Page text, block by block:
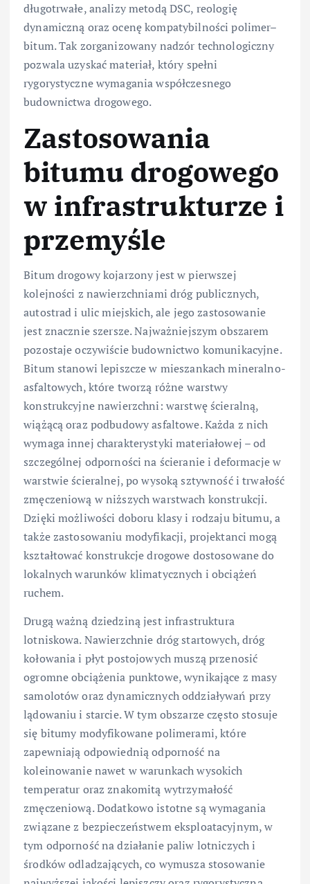
długotrwałe, analizy metodą DSC, reologię
dynamiczną oraz ocenę kompatybilności polimer–
bitum. Tak zorganizowany nadzór technologiczny
pozwala uzyskać materiał, który spełni
rygorystyczne wymagania współczesnego
budownictwa drogowego.
Zastosowania
bitumu drogowego
w infrastrukturze i
przemyśle
Bitum drogowy kojarzony jest w pierwszej
kolejności z nawierzchniami dróg publicznych,
autostrad i ulic miejskich, ale jego zastosowanie
jest znacznie szersze. Najważniejszym obszarem
pozostaje oczywiście budownictwo komunikacyjne.
Bitum stanowi lepiszcze w mieszankach mineralno-
asfaltowych, które tworzą różne warstwy
konstrukcyjne nawierzchni: warstwę ścieralną,
wiążącą oraz podbudowy asfaltowe. Każda z nich
wymaga innej charakterystyki materiałowej – od
szczególnej odporności na ścieranie i deformacje w
warstwie ścieralnej, po wysoką sztywność i trwałość
zmęczeniową w niższych warstwach konstrukcji.
Dzięki możliwości doboru klasy i rodzaju bitumu, a
także zastosowaniu modyfikacji, projektanci mogą
kształtować konstrukcje drogowe dostosowane do
lokalnych warunków klimatycznych i obciążeń
ruchem.
Drugą ważną dziedziną jest infrastruktura
lotniskowa. Nawierzchnie dróg startowych, dróg
kołowania i płyt postojowych muszą przenosić
ogromne obciążenia punktowe, wynikające z masy
samolotów oraz dynamicznych oddziaływań przy
lądowaniu i starcie. W tym obszarze często stosuje
się bitumy modyfikowane polimerami, które
zapewniają odpowiednią odporność na
koleinowanie nawet w warunkach wysokich
temperatur oraz znakomitą wytrzymałość
zmęczeniową. Dodatkowo istotne są wymagania
związane z bezpieczeństwem eksploatacyjnym, w
tym odporność na działanie paliw lotniczych i
środków odladzających, co wymusza stosowanie